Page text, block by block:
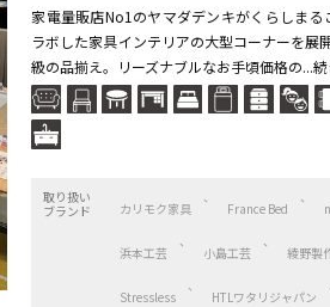
家電量販店No1のヤマダデンキがくらしま
ラボした家具インテリアの大型コーナーを
級の品揃え。リーズナブルなお手頃価格の...
取り扱い
ブランド
カリモク家具 France Bed
浜本工芸 小島工芸 綾野製
Stressless HTLワタリジャパン